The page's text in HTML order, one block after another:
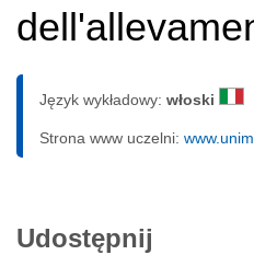
Język wykładowy: włoski
Strona www uczelni:
Udostępnij